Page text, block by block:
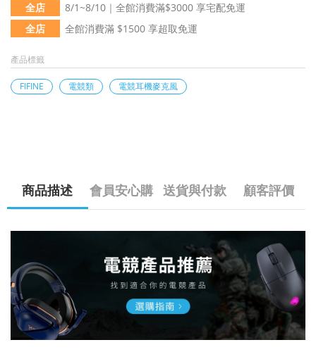
全店
8/1~8/10｜全館消費滿$3000 享宅配免運
全店
全館消費滿 $1500 享超取免運
產品標籤
FIFINE 電競類 電競耳機麥克風
商品描述 會員安心購 送貨與付款 顧客評價